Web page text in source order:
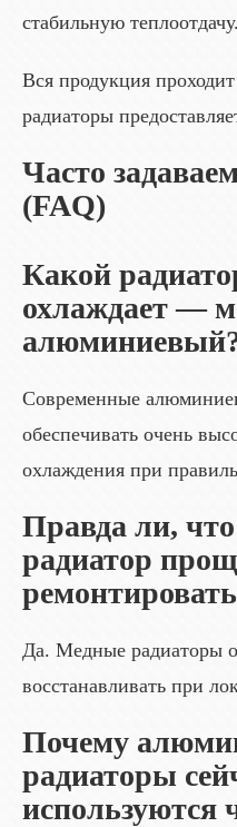
стабильную теплоотдачу.
Вся продукция
радиаторы
Часто
(FAQ)
Какой
охлаждает —
Современные
обеспечивать очень
охлаждения при
Правда ли,
радиатор
Да. Медные радиаторы
восстанавливать при
Почему
радиаторы
используются